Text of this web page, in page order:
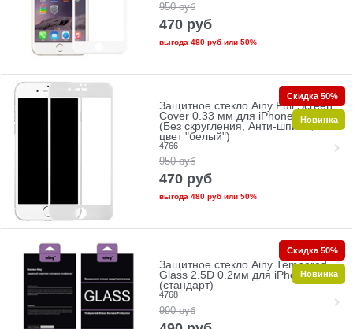
950 руб
470 руб
выгода 480 рубили 50%
Защитное стекло Ainy Full Screen
Cover 0.33 мм для iPhone 7/8
(Без скругления, Анти-шпион,
цвет "белый")
4766
950 руб
470 руб
выгода 480 рубили 50%
Скидка 50%
Новинка
Защитное стекло Ainy Tempered
Glass 2.5D 0.2мм для iPhone 7/8
(стандарт)
4768
990 руб
Скидка 50%
Новинка